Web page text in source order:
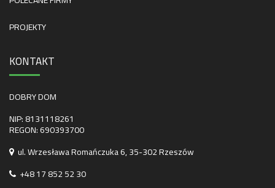
PROJEKTY
KONTAKT
DOBRY DOM
NIP: 8131118261
REGON: 690393700
ul. Wrzesława Romańczuka 6, 35-302 Rzeszów
+48 17 852 52 30